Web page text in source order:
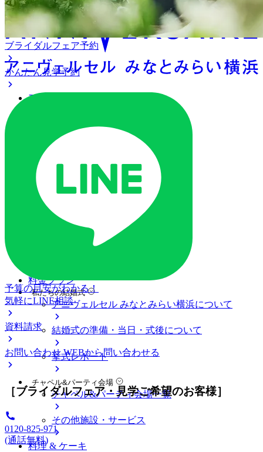
アクセス
ご列席の皆様へ
トピックス
オリジナルプロジェクト
ご予約・お問い合わせ
ブライダルフェア
ブライダルフェア一覧
料金プラン
私たちの結婚式
アニヴェルセル みなとみらい横浜について
結婚式の準備・当日・式後について
挙式レポート
チャペル&パーティ会場
チャペル&パーティ会場一覧
その他施設・サービス
料理 & ケーキ
ブライダルフェア予約
かんたん見学予約
予算の目安がわかる！
気軽にLINE相談
資料請求
お問い合わせ WEBから問い合わせる
［ブライダルフェア・見学ご希望のお客様］
0120-825-971
(通話無料)